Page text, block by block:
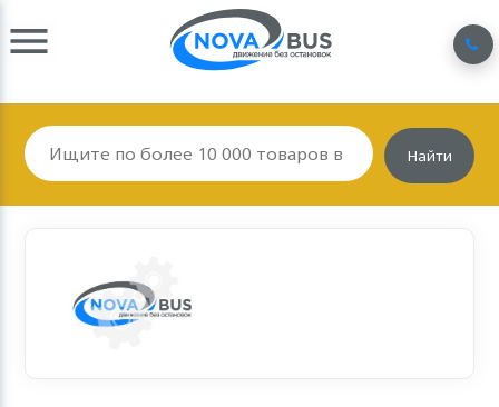
Найти